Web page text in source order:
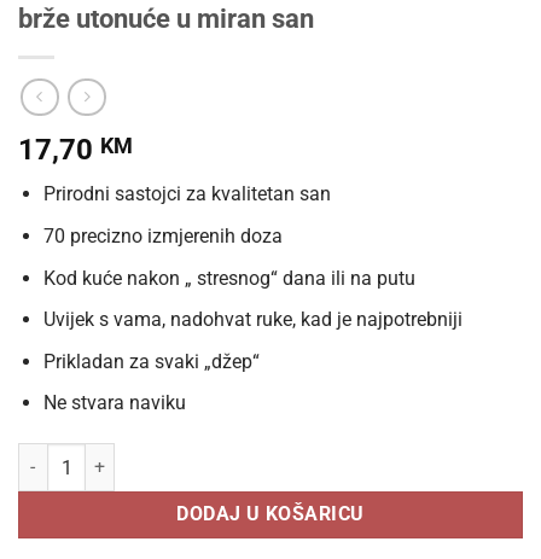
brže utonuće u miran san
17,70 KM
Prirodni sastojci za kvalitetan san
70 precizno izmjerenih doza
Kod kuće nakon „ stresnog“ dana ili na putu
Uvijek s vama, nadohvat ruke, kad je najpotrebniji
Prikladan za svaki „džep“
Ne stvara naviku
PharmaS DORMIRIN RAPID oralni sprej 10ml, Dodatak prehrani s
DODAJ U KOŠARICU